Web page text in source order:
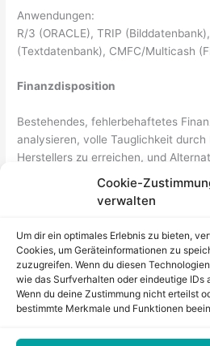
Cookie-
verwalten
Um dir ein optimales Erlebnis zu bieten,
Cookies, um Geräteinformationen zu
zuzugreifen. Wenn du diesen
wie das Surfverhalten oder eindeutige IDs
Wenn du deine Zustimmung nicht erteilst
bestimmte Merkmale und Funktionen
Anwendungen:
R/3 (ORACLE), TRIP
(Textdatenbank), CMFC/Multicash
Finanzdisposition
Bestehendes, fehlerbehaftetes
analysieren, volle Tauglichkeit durch
Herstellers zu erreichen, und
aufzuzeigen. Vorbereitung auf
←Vorheriger Beitrag